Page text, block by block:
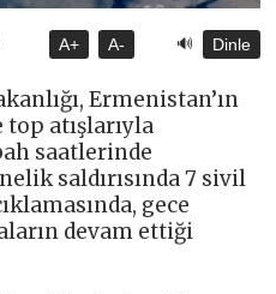
A+ A- 🔊 Dinle
Ermenistan’ın
atışlarıyla
saatlerinde
saldırısında 7 sivil
gece
devam ettiği